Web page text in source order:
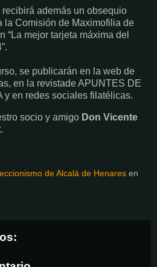
además un obsequio
la Comisión de Maximofilia de
“La mejor tarjeta máxima del
se publicarán en la web de
en la revistade APUNTES DE
y en redes sociales filatélicas.
socio y amigo Don Vicente
de Alcalá de Henares en